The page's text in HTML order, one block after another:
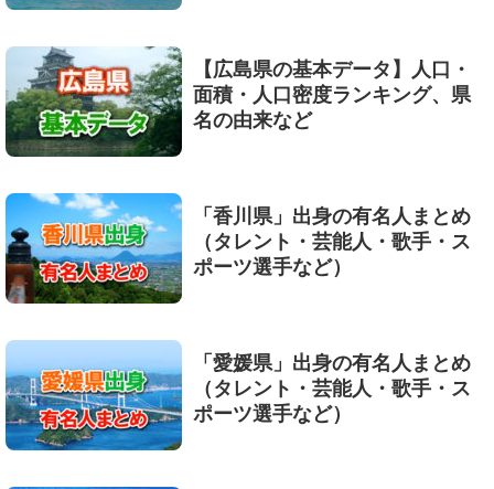
【広島県の基本データ】人口・
面積・人口密度ランキング、県
名の由来など
「香川県」出身の有名人まとめ
（タレント・芸能人・歌手・ス
ポーツ選手など）
「愛媛県」出身の有名人まとめ
（タレント・芸能人・歌手・ス
ポーツ選手など）